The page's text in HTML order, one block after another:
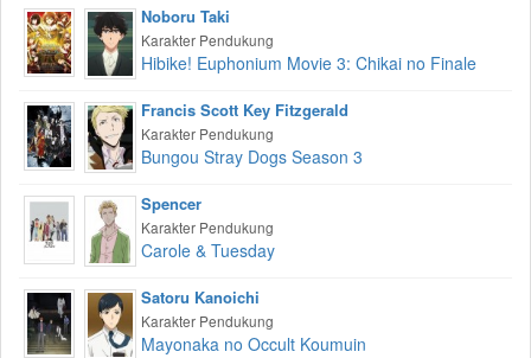
Noboru Taki
Karakter Pendukung
Hibike! Euphonium Movie 3: Chikai no Finale
Francis Scott Key Fitzgerald
Karakter Pendukung
Bungou Stray Dogs Season 3
Spencer
Karakter Pendukung
Carole & Tuesday
Satoru Kanoichi
Karakter Pendukung
Mayonaka no Occult Koumuin